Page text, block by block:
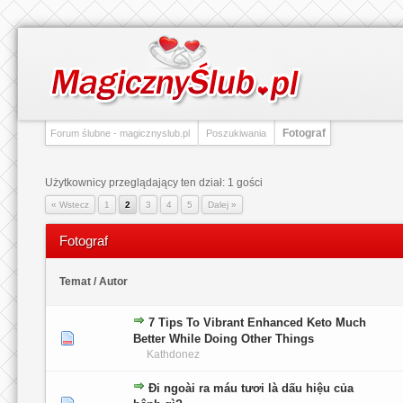
Forum ślubne - magicznyslub.pl Poszukiwania Fotograf
Użytkownicy przeglądający ten dział: 1 gości
« Wstecz 1 2 3 4 5 Dalej »
Fotograf
Temat / Autor
7 Tips To Vibrant Enhanced Keto Much
Better While Doing Other Things
Kathdonez
0 głosów - średnia ocena: 0 na 5 gwiazdek
12345
Đi ngoài ra máu tươi là dấu hiệu của